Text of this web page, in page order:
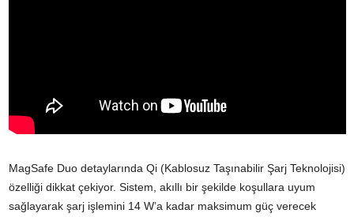
MagSafe Duo detaylarında Qi (Kablosuz Taşınabilir Şarj Teknolojisi)
özelliği dikkat çekiyor. Sistem, akıllı bir şekilde koşullara uyum
sağlayarak şarj işlemini 14 W’a kadar maksimum güç verecek